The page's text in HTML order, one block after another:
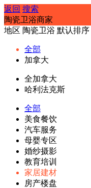
返回 搜索
陶瓷卫浴商家
地区 陶瓷卫浴 默认排序
全部
加拿大
全加拿大
哈利法克斯
全部
美食餐饮
汽车服务
母婴专区
婚纱摄影
教育培训
家居建材
房产楼盘